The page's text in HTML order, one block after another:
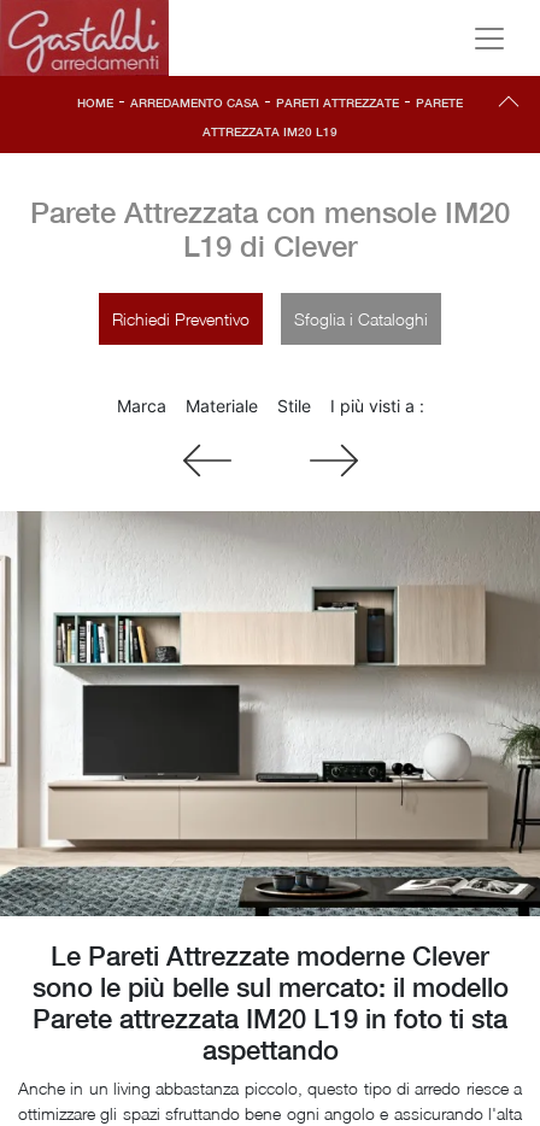
HOME - ARREDAMENTO CASA - PARETI ATTREZZATE - PARETE
ATTREZZATA IM20 L19
Parete Attrezzata con mensole IM20
L19 di Clever
Richiedi Preventivo Sfoglia i Cataloghi
Marca Materiale Stile I più visti a :
Le Pareti Attrezzate moderne Clever
sono le più belle sul mercato: il modello
Parete attrezzata IM20 L19 in foto ti sta
aspettando
Anche in un living abbastanza piccolo, questo tipo di arredo riesce a
ottimizzare gli spazi sfruttando bene ogni angolo e assicurando l'alta